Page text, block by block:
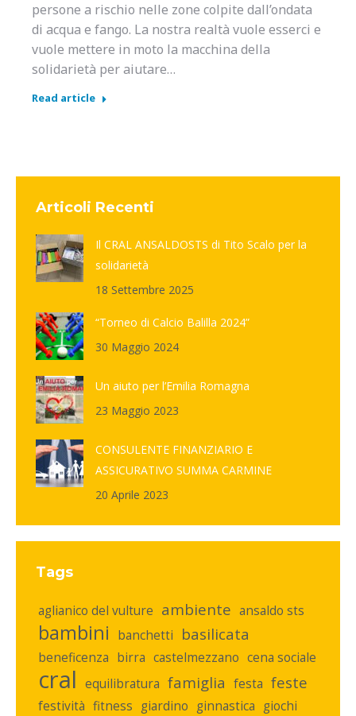
persone a rischio nelle zone colpite dall’ondata
di acqua e fango. La nostra realtà vuole esserci e
vuole mettere in moto la macchina della
solidarietà per aiutare…
Read article
Articoli Recenti
Il CRAL ANSALDOSTS di Tito Scalo per la
solidarietà
18 Settembre 2025
“Torneo di Calcio Balilla 2024”
30 Maggio 2024
Un aiuto per l’Emilia Romagna
23 Maggio 2023
CONSULENTE FINANZIARIO E
ASSICURATIVO SUMMA CARMINE
20 Aprile 2023
Tags
aglianico del vulture ambiente ansaldo sts
bambini banchetti basilicata
beneficenza birra castelmezzano cena sociale
cral equilibratura famiglia festa feste
festività fitness giardino ginnastica giochi